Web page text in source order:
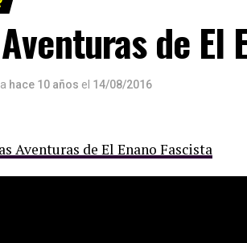
de El
hace 10 años el 14/08/2016